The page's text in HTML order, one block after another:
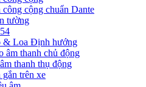
cộng chuẩn Dante
tường
& Loa Định hướng
âm thanh chủ động
thanh thụ động
gắn trên xe